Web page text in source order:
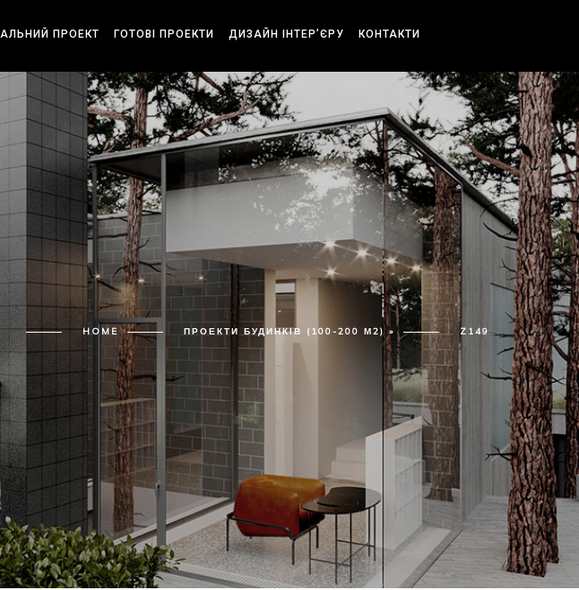
ПРОЕКТ ГОТОВІ ПРОЕКТИ ДИЗАЙН ІНТЕР’ЄРУ КОНТАКТИ
HOME ПРОЕКТИ БУДИНКІВ (100-200 М2) » Z149